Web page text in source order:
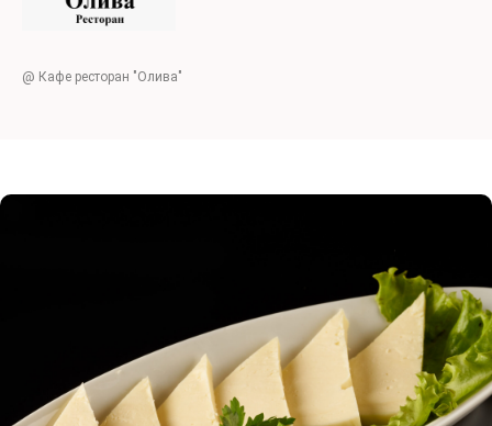
@ Кафе ресторан "Олива"